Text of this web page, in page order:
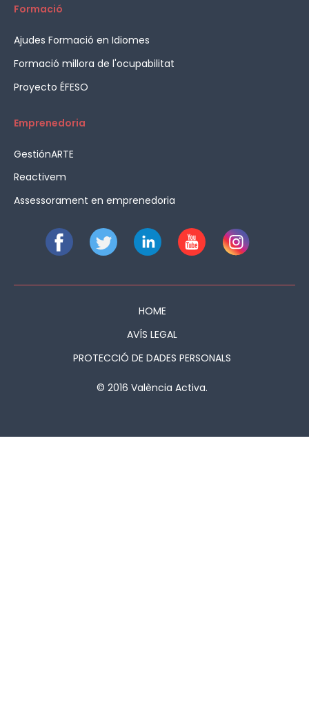
Formació
Ajudes Formació en Idiomes
Formació millora de l'ocupabilitat
Proyecto ÉFESO
Emprenedoria
GestiónARTE
Reactivem
Assessorament en emprenedoria
HOME
AVÍS LEGAL
PROTECCIÓ DE DADES PERSONALS
© 2016 València Activa.